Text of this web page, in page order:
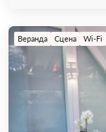
Веранда Сцена Wi-Fi